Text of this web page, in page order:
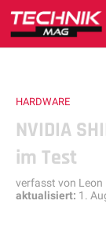
HARDWARE
NVIDIA
im Test
verfasst von Leon
aktualisiert: 1.